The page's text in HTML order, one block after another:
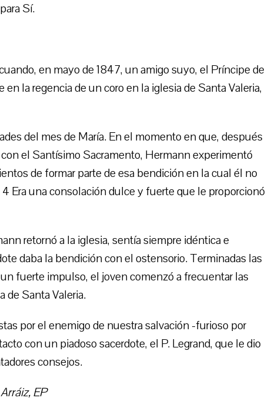
Sí.
en mayo de 1847, un amigo suyo, el Príncipe de
la regencia de un coro en la iglesia de Santa Valeria,
del mes de María. En el momento en que, después
el Santísimo Sacramento, Hermann experimentó
de formar parte de esa bendición en la cual él no
Era una consolación dulce y fuerte que le proporcionó
retornó a la iglesia, sentía siempre idéntica e
daba la bendición con el ostensorio. Terminadas las
fuerte impulso, el joven comenzó a frecuentar las
de Santa Valeria.
por el enemigo de nuestra salvación -furioso por
con un piadoso sacerdote, el P. Legrand, que le dio
consejos.
EP